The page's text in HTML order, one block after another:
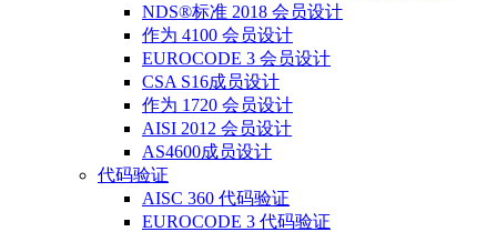
NDS®标准 2018 会员设计
作为 4100 会员设计
EUROCODE 3 会员设计
CSA S16成员设计
作为 1720 会员设计
AISI 2012 会员设计
AS4600成员设计
代码验证
AISC 360 代码验证
EUROCODE 3 代码验证